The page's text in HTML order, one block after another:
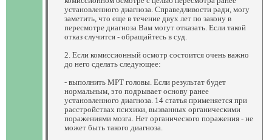
установленного диагноза. Справедливости ради, могу
заметить, что еще в течение двух лет по закону в
пересмотре диагноза Вам могут отказать. Если такой
отказ случится - обращайтесь в суд.
2. Если комиссионный осмотр состоится очень важно
до него сделать следующее:
- выполнить МРТ головы. Если результат будет
нормальным, это подрывает основу ранее
установленного диагноза. 14 статья применяется при
расстройствах психики, вызванных органическими
поражениями мозга. Нет органического поражения - не
может быть такого диагноза.